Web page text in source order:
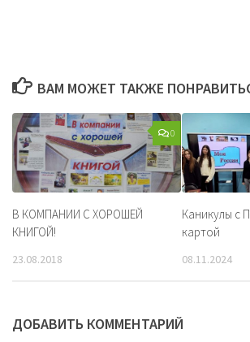
ВАМ МОЖЕТ ТАКЖЕ
0
В КОМПАНИИ С ХОРОШЕЙ
КНИГОЙ!
23.08.2018
Каникулы с
картой
08.11.2024
ДОБАВИТЬ КОММЕНТАРИЙ